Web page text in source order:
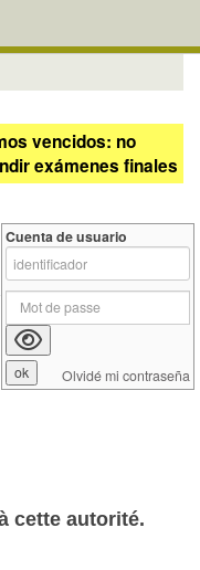
vencidos: no
exámenes finales
cette autorité.
Cuenta de usuario
Olvidé mi contraseña